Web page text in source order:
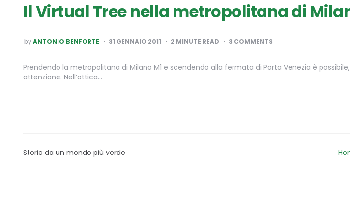
Il Virtual Tree nella metropolitana di
POSTED
BY
byANTONIO BENFORTE 31 GENNAIO 2011 2 MINUTE READ 3 COMMENTS
Prendendo la metropolitana di Milano M1 e scendendo alla fermata di Porta Venezia è
attenzione. Nell’ottica…
Storie da un mondo più verde